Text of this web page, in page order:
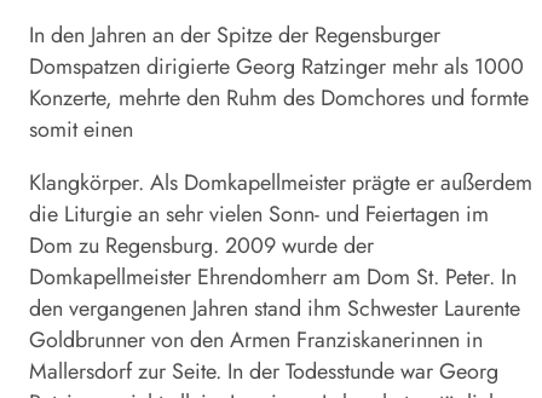
In den Jahren an der Spitze der Regensburger
Domspatzen dirigierte Georg Ratzinger mehr als 1000
Konzerte, mehrte den Ruhm des Domchores und formte
somit einen
Klangkörper. Als Domkapellmeister prägte er außerdem
die Liturgie an sehr vielen Sonn- und Feiertagen im
Dom zu Regensburg. 2009 wurde der
Domkapellmeister Ehrendomherr am Dom St. Peter. In
den vergangenen Jahren stand ihm Schwester Laurente
Goldbrunner von den Armen Franziskanerinnen in
Mallersdorf zur Seite. In der Todesstunde war Georg